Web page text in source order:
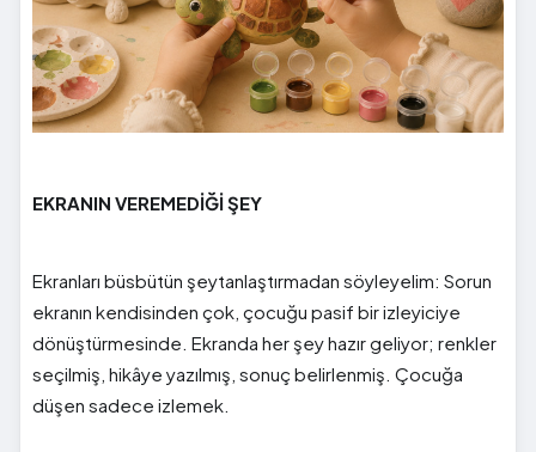
EKRANIN VEREMEDİĞİ ŞEY
Ekranları büsbütün şeytanlaştırmadan söyleyelim: Sorun
ekranın kendisinden çok, çocuğu pasif bir izleyiciye
dönüştürmesinde. Ekranda her şey hazır geliyor; renkler
seçilmiş, hikâye yazılmış, sonuç belirlenmiş. Çocuğa
düşen sadece izlemek.